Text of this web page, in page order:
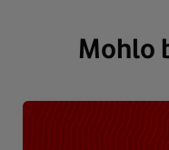
Mohlo